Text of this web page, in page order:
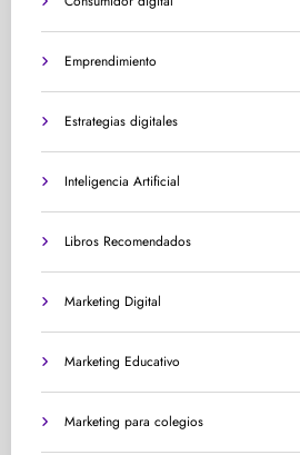
Emprendimiento
Estrategias digitales
Inteligencia Artificial
Libros Recomendados
Marketing Digital
Marketing Educativo
Marketing para colegios